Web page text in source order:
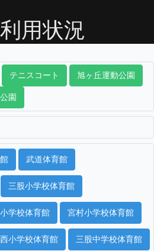
用状況
テニスコート
旭ヶ丘運動公園
園
武道体育館
三股小学校体育館
学校体育館 宮村小学校体育館
小学校体育館 三股中学校体育館